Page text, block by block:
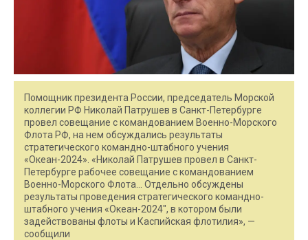
Помощник президента России, председатель Морской
коллегии РФ Николай Патрушев в Санкт-Петербурге
провел совещание с командованием Военно-Морского
Флота РФ, на нем обсуждались результаты
стратегического командно-штабного учения
«Океан-2024». «Николай Патрушев провел в Санкт-
Петербурге рабочее совещание с командованием
Военно-Морского Флота… Отдельно обсуждены
результаты проведения стратегического командно-
штабного учения «Океан-2024″, в котором были
задействованы флоты и Каспийская флотилия», —
сообщили